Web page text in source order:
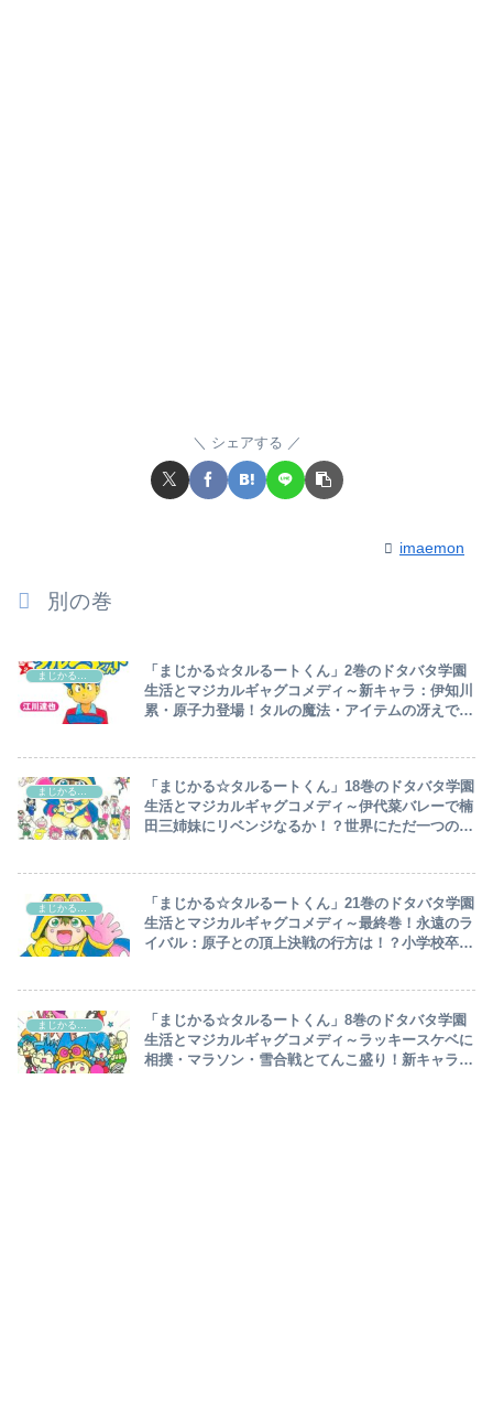
シェアする
imaemon
別の巻
まじかる☆タルるートくん「まじかる☆タルるートくん」2巻のドタバタ学園
生活とマジカルギャグコメディ～新キャラ：伊知川
累・原子力登場！タルの魔法・アイテムの冴えで本
まじかる☆タルるートくん「まじかる☆タルるートくん」18巻のドタバタ学園
生活とマジカルギャグコメディ～伊代菜バレーで楠
田三姉妹にリベンジなるか！？世界にただ一つの脳
まじかる☆タルるートくん「まじかる☆タルるートくん」21巻のドタバタ学園
生活とマジカルギャグコメディ～最終巻！永遠のラ
イバル：原子との頂上決戦の行方は！？小学校卒業
まじかる☆タルるートくん「まじかる☆タルるートくん」8巻のドタバタ学園
生活とマジカルギャグコメディ～ラッキースケベに
相撲・マラソン・雪合戦とてんこ盛り！新キャラ：